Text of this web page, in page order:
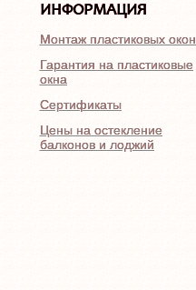
ИНФОРМАЦИЯ
Монтаж пластиковых окон
Гарантия на пластиковые
окна
Сертификаты
Цены на остекление
балконов и лоджий